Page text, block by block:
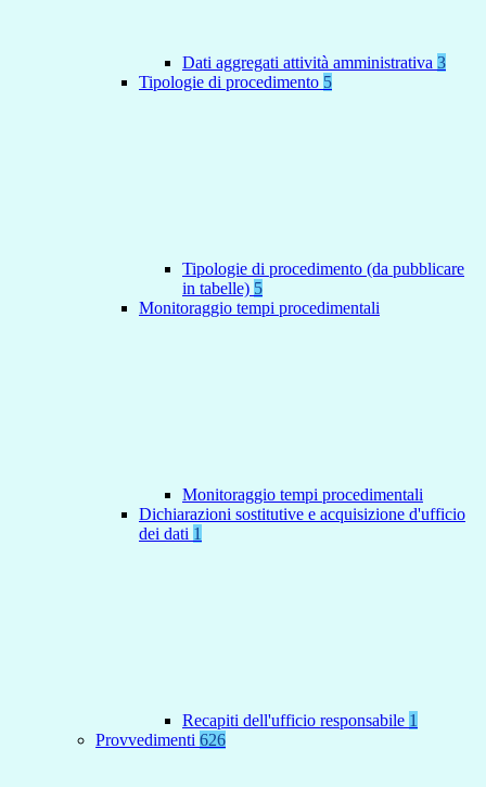
Dati aggregati attività amministrativa 3
Tipologie di procedimento 5
Tipologie di procedimento (da pubblicare
in tabelle) 5
Monitoraggio tempi procedimentali
Monitoraggio tempi procedimentali
Dichiarazioni sostitutive e acquisizione d'ufficio
dei dati 1
Recapiti dell'ufficio responsabile 1
Provvedimenti 626